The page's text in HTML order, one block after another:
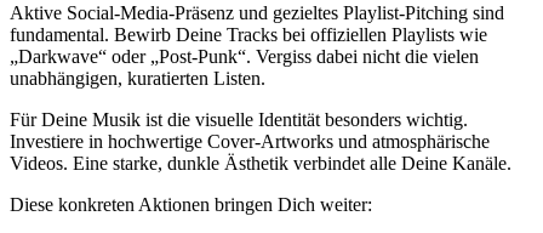
Aktive Social-Media-Präsenz und gezieltes Playlist-Pitching sind
fundamental. Bewirb Deine Tracks bei offiziellen Playlists wie
„Darkwave“ oder „Post-Punk“. Vergiss dabei nicht die vielen
unabhängigen, kuratierten Listen.
Für Deine Musik ist die visuelle Identität besonders wichtig.
Investiere in hochwertige Cover-Artworks und atmosphärische
Videos. Eine starke, dunkle Ästhetik verbindet alle Deine Kanäle.
Diese konkreten Aktionen bringen Dich weiter: